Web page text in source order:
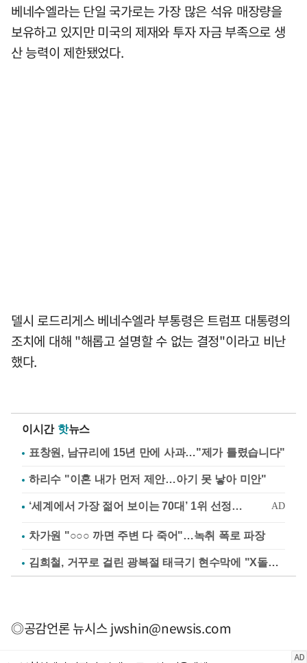
베네수엘라는 단일 국가로는 가장 많은 석유 매장량을
보유하고 있지만 미국의 제재와 투자 자금 부족으로 생
산 능력이 제한됐었다.
델시 로드리게스 베네수엘라 부통령은 트럼프 대통령의
조치에 대해 "해롭고 설명할 수 없는 결정"이라고 비난
했다.
이시간 핫뉴스
표창원, 남규리에 15년 만에 사과…"제가 틀렸습니다"
하리수 "이혼 내가 먼저 제안…아기 못 낳아 미안"
차가원 "○○○ 까면 주변 다 죽어"…녹취 폭로 파장
김희철, 거꾸로 걸린 광복절 태극기 현수막에 "X돌았네"
◎공감언론 뉴시스jwshin@newsis.com